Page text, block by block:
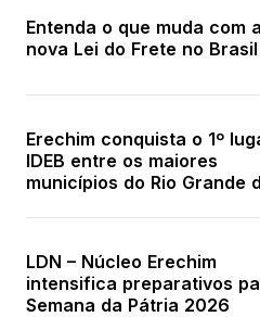
Entenda o que muda com a
nova Lei do Frete no Brasil
Erechim conquista o 1º
IDEB entre os maiores
municípios do Rio Grande
LDN – Núcleo Erechim
intensifica preparativos
Semana da Pátria 2026